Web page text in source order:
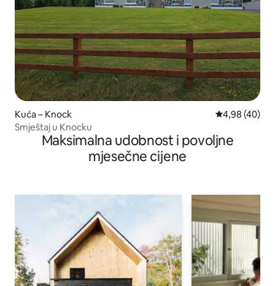
Kuća – Knock Prosječna
4,98 (40)
Smještaj u Knocku
Maksimalna udobnost i povoljne
mjesečne cijene